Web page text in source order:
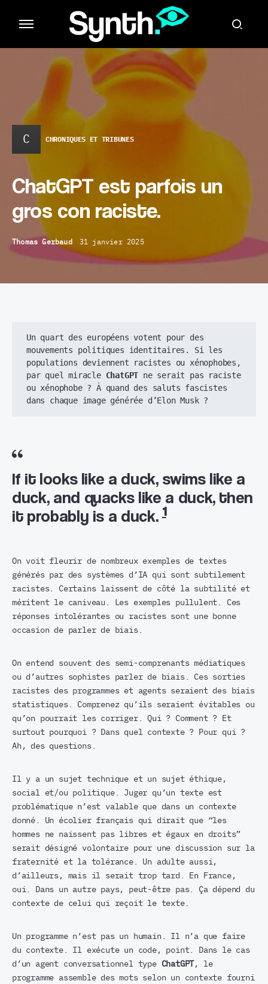
C CHRONIQUES ET TRIBUNES
ChatGPT est parfois un
gros con raciste.
Thomas Gerbaud 31 janvier 2025
Un quart des européens votent pour des
mouvements politiques identitaires. Si les
populations deviennent racistes ou xénophobes,
par quel miracle ChatGPT ne serait pas raciste
ou xénophobe ? À quand des saluts fascistes
dans chaque image générée d’Elon Musk ?
If it looks like a duck, swims like a
duck, and quacks like a duck, then
it probably is a duck. 1
On voit fleurir de nombreux exemples de textes
générés par des systèmes d’IA qui sont subtilement
racistes. Certains laissent de côté la subtilité et
méritent le caniveau. Les exemples pullulent. Ces
réponses intolérantes ou racistes sont une bonne
occasion de parler de biais.
On entend souvent des semi-comprenants médiatiques
ou d’autres sophistes parler de biais. Ces sorties
racistes des programmes et agents seraient des biais
statistiques. Comprenez qu’ils seraient évitables ou
qu’on pourrait les corriger. Qui ? Comment ? Et
surtout pourquoi ? Dans quel contexte ? Pour qui ?
Ah, des questions.
Il y a un sujet technique et un sujet éthique,
social et/ou politique. Juger qu’un texte est
problématique n’est valable que dans un contexte
donné. Un écolier français qui dirait que “les
hommes ne naissent pas libres et égaux en droits”
serait désigné volontaire pour une discussion sur la
fraternité et la tolérance. Un adulte aussi,
d’ailleurs, mais il serait trop tard. En France,
oui. Dans un autre pays, peut-être pas. Ça dépend du
contexte de celui qui reçoit le texte.
Un programme n’est pas un humain. Il n’a que faire
du contexte. Il exécute un code, point. Dans le cas
d’un agent conversationnel type ChatGPT, le
programme assemble des mots selon un contexte fourni